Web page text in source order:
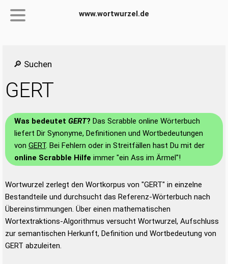
www.wortwurzel.de
🔎 Suchen
GERT
Was bedeutet GERT? Das Scrabble online Wörterbuch
liefert Dir Synonyme, Definitionen und Wortbedeutungen
von GERT. Bei Fehlern oder in Streitfällen hast Du mit der
online Scrabble Hilfe immer "ein Ass im Ärmel"!
Wortwurzel zerlegt den Wortkorpus von "GERT" in einzelne
Bestandteile und durchsucht das Referenz-Wörterbuch nach
Übereinstimmungen. Über einen mathematischen
Wortextraktions-Algorithmus versucht Wortwurzel, Aufschluss
zur semantischen Herkunft, Definition und Wortbedeutung von
GERT abzuleiten.